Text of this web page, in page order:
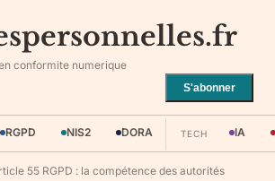
conformite numerique
S'abonner
RGPD NIS2 DORA TECH IA
55 RGPD : la compétence des autorités